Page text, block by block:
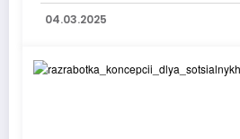
04.03.2025